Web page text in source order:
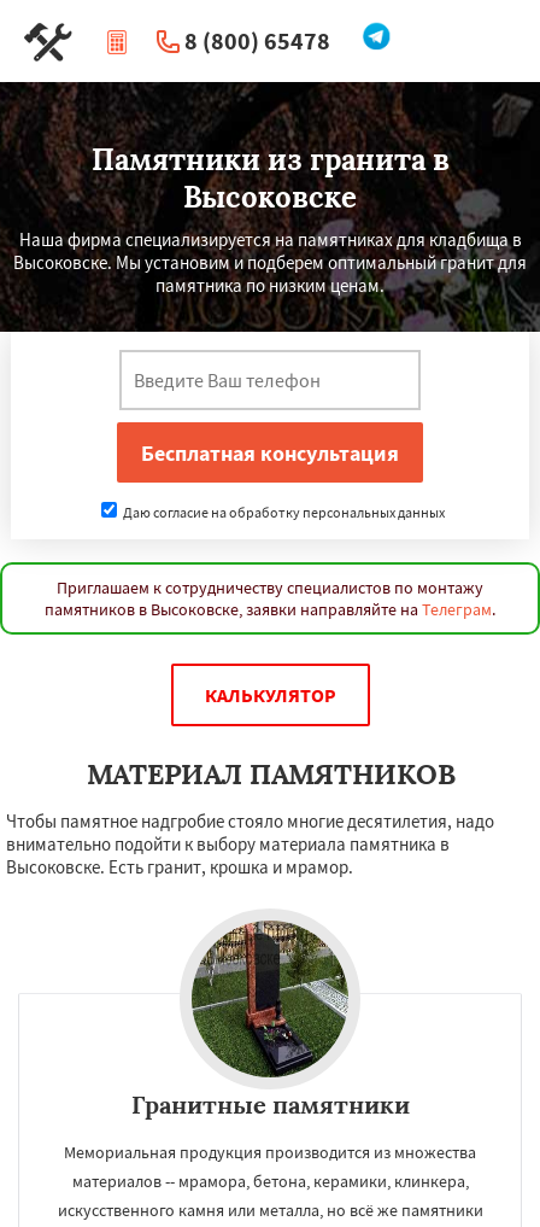
8 (800) 65478
| Перезвоните мне
Памятники из гранита в
Высоковске
Наша фирма специализируется на памятниках для кладбища в
Высоковске. Мы установим и подберем оптимальный гранит для
памятника по низким ценам.
Даю согласие на обработку персональных данных
Приглашаем к сотрудничеству специалистов по монтажу
памятников в Высоковске, заявки направляйте на Телеграм.
КАЛЬКУЛЯТОР
МАТЕРИАЛ ПАМЯТНИКОВ
Чтобы памятное надгробие стояло многие десятилетия, надо
внимательно подойти к выбору материала памятника в
Высоковске. Есть гранит, крошка и мрамор.
Гранитные памятники
Мемориальная продукция производится из множества
материалов -- мрамора, бетона, керамики, клинкера,
искусственного камня или металла, но всё же памятники